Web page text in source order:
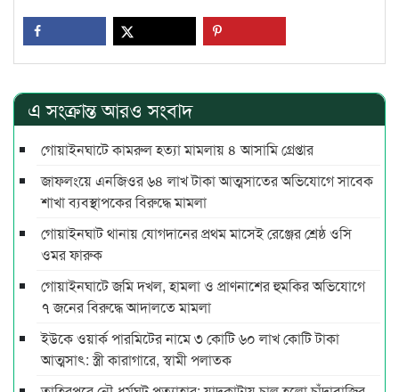
এ সংক্রান্ত আরও সংবাদ
গোয়াইনঘাটে কামরুল হত্যা মামলায় ৪ আসামি গ্রেপ্তার
জাফলংয়ে এনজিওর ৬৪ লাখ টাকা আত্মসাতের অভিযোগে সাবেক
শাখা ব্যবস্থাপকের বিরুদ্ধে মামলা
গোয়াইনঘাট থানায় যোগদানের প্রথম মাসেই রেঞ্জের শ্রেষ্ঠ ওসি
ওমর ফারুক
গোয়াইনঘাটে জমি দখল, হামলা ও প্রাণনাশের হুমকির অভিযোগে
৭ জনের বিরুদ্ধে আদালতে মামলা
ইউকে ওয়ার্ক পারমিটের নামে ৩ কোটি ৬০ লাখ কোটি টাকা
আত্মসাৎ: স্ত্রী কারাগারে, স্বামী পলাতক